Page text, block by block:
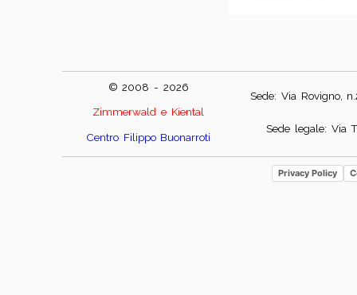
© 2008 - 2026
Zimmerwald e Kiental
Centro Filippo Buonarroti
Sede: Via Rovigno,
Sede legale: Via
Privacy Policy